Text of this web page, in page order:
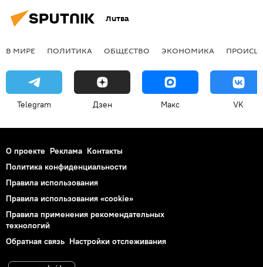
Литва
В МИРЕ ПОЛИТИКА ОБЩЕСТВО ЭКОНОМИКА
Telegram Дзен Макс VK
О проекте Реклама Контакты
Политика конфиденциальности
Правила использования
Правила использования «cookie»
Правила применения рекомендательных
технологий
Обратная связь Настройки отслеживания